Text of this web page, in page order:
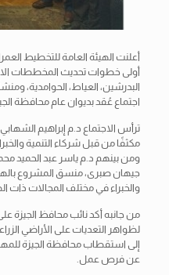
أعلنت الهيئة العامة للتخطيط
البدرشين، العياط، الحوامدية،
اجتماع عُقد بديوان عام محافظة
ترأس الاجتماع د.م إبراهيم
مكثفًا من قبل شركاء التنمية
ومن بينهم د.م ياسر عبد الحميد
جيهان صبرى، منسق المشروع
والخبراء في مختلف المجالات ذات
من جانبه أكد نائب محافظ الجيزة
لظواهر التعديات على الأراضي
إلى استقطاب محافظة الجيزة
عن فرص عمل.